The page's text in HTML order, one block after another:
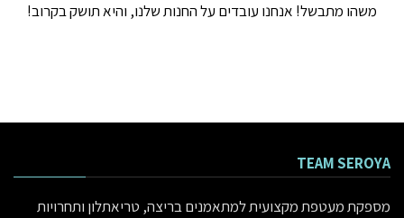
משהו מתבשל! אנחנו עובדים על החנות שלנו, והיא תושק בקרוב!
TEAM SEROYA
מספקת מעטפת מקצועית למתאמנים בריצה, טריאתלון ותחרויות